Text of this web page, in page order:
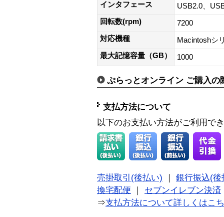
インタフェース
USB2.0、
回転数(rpm)
7200
対応機種
Macintoshシ
最大記憶容量（GB）
1000
ぷらっとオンライン ご購入の
支払方法について
以下のお支払い方法がご利用で
売掛取引(後払い) ｜ 銀行振込(後
換宅配便 ｜ セブンイレブン決済
⇒支払方法について詳しくはこ